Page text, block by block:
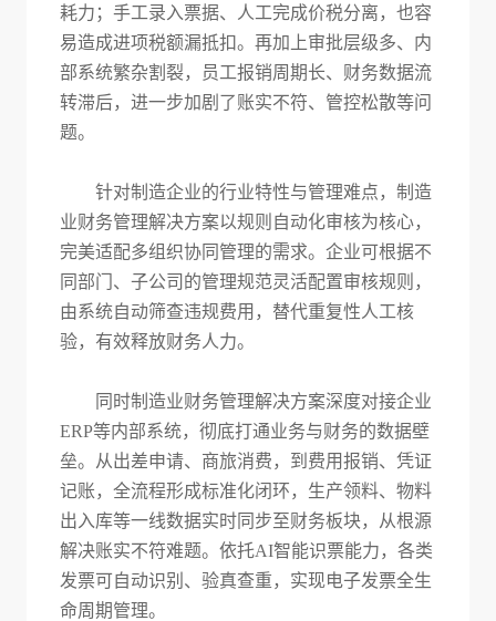
耗力；手工录入票据、人工完成价税分离，也容
易造成进项税额漏抵扣。再加上审批层级多、内
部系统繁杂割裂，员工报销周期长、财务数据流
转滞后，进一步加剧了账实不符、管控松散等问
题。
针对制造企业的行业特性与管理难点，制造
业财务管理解决方案以规则自动化审核为核心，
完美适配多组织协同管理的需求。企业可根据不
同部门、子公司的管理规范灵活配置审核规则，
由系统自动筛查违规费用，替代重复性人工核
验，有效释放财务人力。
同时制造业财务管理解决方案深度对接企业
ERP等内部系统，彻底打通业务与财务的数据壁
垒。从出差申请、商旅消费，到费用报销、凭证
记账，全流程形成标准化闭环，生产领料、物料
出入库等一线数据实时同步至财务板块，从根源
解决账实不符难题。依托AI智能识票能力，各类
发票可自动识别、验真查重，实现电子发票全生
命周期管理。